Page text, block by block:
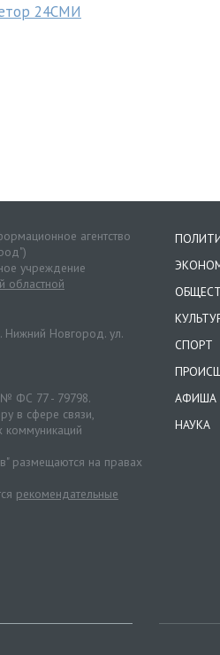
24СМИ
агентство
учреждение
областной
Нижний Новгород. ул.
№ ФС 77 - 79798.
в сфере связи,
коммуникаций
размещаются на правах
рекомендательные
СПОРТ
АФИША
НАУКА